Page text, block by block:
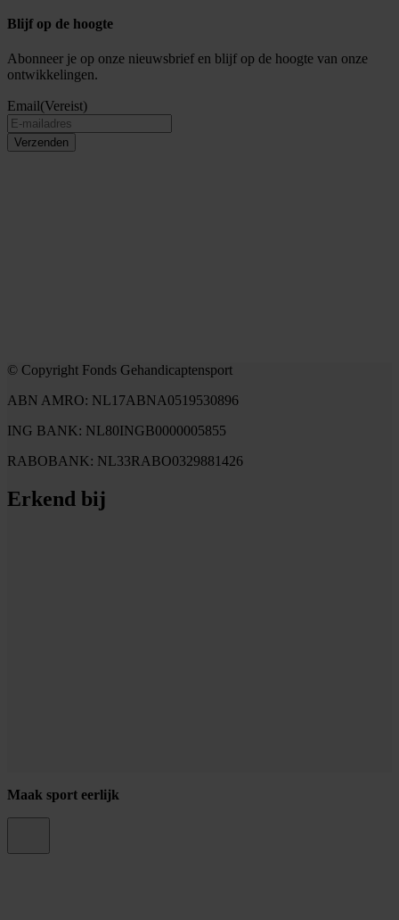
Blijf op de hoogte
Abonneer je op onze nieuwsbrief en blijf op de hoogte van onze
ontwikkelingen.
Email(Vereist)
Verzenden
© Copyright Fonds Gehandicaptensport
ABN AMRO: NL17ABNA0519530896
ING BANK: NL80INGB0000005855
RABOBANK: NL33RABO0329881426
Erkend bij
Maak sport eerlijk